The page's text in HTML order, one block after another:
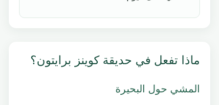
ماذا تفعل في حديقة كوينز برايتون؟
المشي حول البحيرة